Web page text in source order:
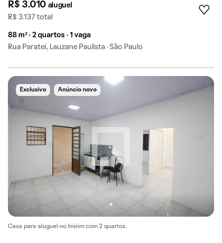
R$ 3.010 aluguel
R$ 3.137 total
88 m² · 2 quartos · 1 vaga
Rua Parateí, Lauzane Paulista · São Paulo
Exclusivo Anúncio novo
Casa para aluguel no Imirim com 2 quartos.